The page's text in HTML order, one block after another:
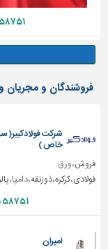
۵۸۷۵۱ (۰۲۱)
فروشندگان و مجریان
شرکت فولادکبیر(
خاص )
فروش،ورق
فولادی،کرکره،ذوزنقه،دامپا
۵۸۷۵۱ (۰۲۱)
امیران